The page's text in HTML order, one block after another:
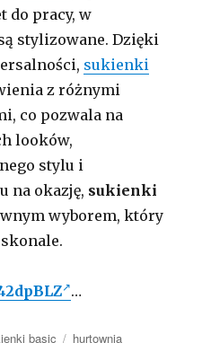
do pracy, w
stylizowane. Dzięki
sukienki
z różnymi
co pozwala na
looków,
stylu i
na okazję, sukienki
wyborem, który
…
basic Tagi
hurtownia